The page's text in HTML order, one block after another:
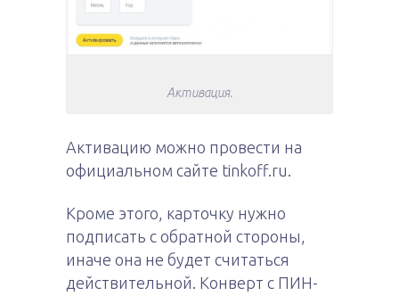
Активация.
Активацию можно провести на
официальном сайте tinkoff.ru.
Кроме этого, карточку нужно
подписать с обратной стороны,
иначе она не будет считаться
действительной. Конверт с ПИН-